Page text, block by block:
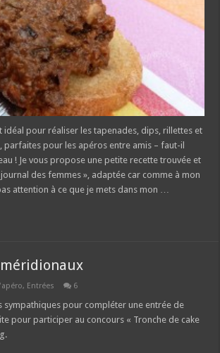
idéal pour réaliser les tapenades, dips, rillettes et
parfaites pour les apéros entre amis – faut-il
! Je vous propose une petite recette trouvée et
des femmes », adaptée car comme à mon
attention à ce que je mets dans mon …
, Entrées 6
sympathiques pour compléter une entrée de
pour participer au concours « Tronche de cake